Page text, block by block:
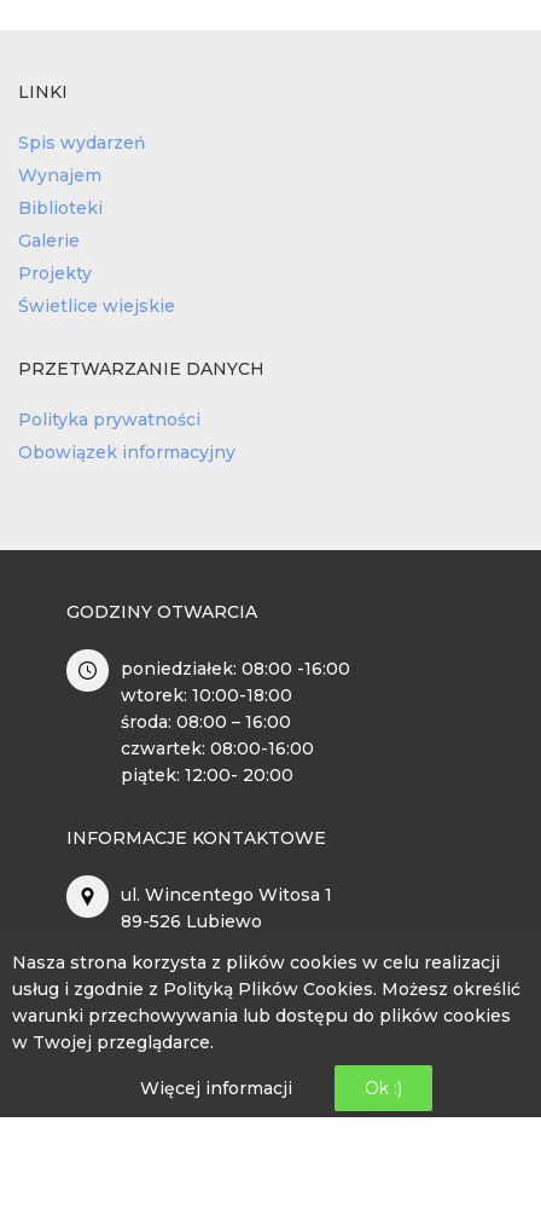
LINKI
Spis wydarzeń
Wynajem
Biblioteki
Galerie
Projekty
Świetlice wiejskie
PRZETWARZANIE DANYCH
Polityka prywatności
Obowiązek informacyjny
GODZINY OTWARCIA
poniedziałek: 08:00 -16:00
wtorek: 10:00-18:00
środa: 08:00 – 16:00
czwartek: 08:00-16:00
piątek: 12:00- 20:00
INFORMACJE KONTAKTOWE
ul. Wincentego Witosa 1
89-526 Lubiewo
bckip@lubiewo.pl
kontakt.bckip@lubiewo.pl
Nasza strona korzysta z plików cookies w celu realizacji
usług i zgodnie z Polityką Plików Cookies. Możesz określić
warunki przechowywania lub dostępu do plików cookies
w Twojej przeglądarce.
Więcej informacji Ok :)